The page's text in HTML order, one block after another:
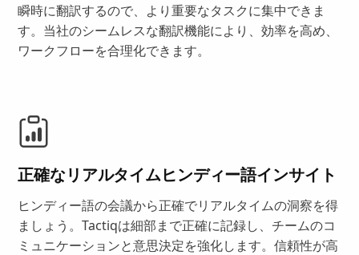
瞬時に翻訳するので、より重要なタスクに集中できま
す。当社のシームレスな翻訳機能により、効率を高め、
ワークフローを合理化できます。
正確なリアルタイムヒンディー語インサイト
ヒンディー語の会議から正確でリアルタイムの洞察を得
ましょう。Tactiqは細部まで正確に記録し、チームのコ
ミュニケーションと意思決定を強化します。信頼性が高